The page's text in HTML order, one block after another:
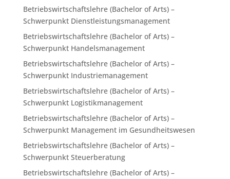
Betriebswirtschaftslehre (Bachelor of Arts) –
Schwerpunkt Dienstleistungsmanagement
Betriebswirtschaftslehre (Bachelor of Arts) –
Schwerpunkt Handelsmanagement
Betriebswirtschaftslehre (Bachelor of Arts) –
Schwerpunkt Industriemanagement
Betriebswirtschaftslehre (Bachelor of Arts) –
Schwerpunkt Logistikmanagement
Betriebswirtschaftslehre (Bachelor of Arts) –
Schwerpunkt Management im Gesundheitswesen
Betriebswirtschaftslehre (Bachelor of Arts) –
Schwerpunkt Steuerberatung
Betriebswirtschaftslehre (Bachelor of Arts) –